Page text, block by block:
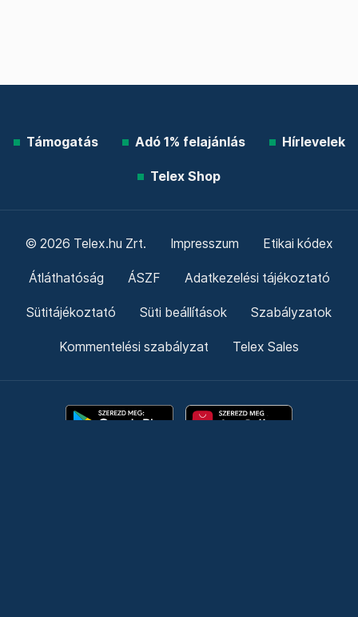
Támogatás Adó 1% felajánlás Hírlevelek
Telex Shop
© 2026 Telex.hu Zrt. Impresszum Etikai kódex
Átláthatóság ÁSZF Adatkezelési tájékoztató
Sütitájékoztató Süti beállítások Szabályzatok
Kommentelési szabályzat Telex Sales